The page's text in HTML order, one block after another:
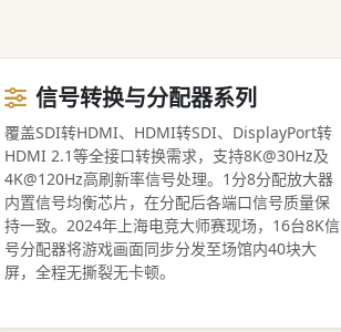
信号转换与分配器系列
覆盖SDI转HDMI、HDMI转SDI、DisplayPort转
HDMI 2.1等全接口转换需求，支持8K@30Hz及
4K@120Hz高刷新率信号处理。1分8分配放大器
内置信号均衡芯片，在分配后各端口信号质量保
持一致。2024年上海电竞大师赛现场，16台8K信
号分配器将游戏画面同步分发至场馆内40块大
屏，全程无撕裂无卡顿。